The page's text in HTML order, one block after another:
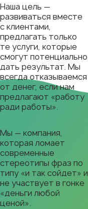
Наша цель —
развиваться вместе
с клиентами,
предлагать только
те услуги, которые
смогут потенциально
дать результат. Мы
всегда отказываемся
от денег, если нам
предлагают «работу
ради работы».
Мы — компания,
которая ломает
современные
стереотипы фраз по
типу «и так сойдет» и
не участвует в гонке
«деньги любой
ценой».